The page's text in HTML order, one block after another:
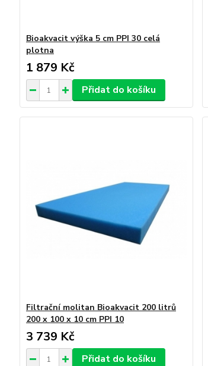
Bioakvacit výška 5 cm PPI 30 celá
plotna
1 879 Kč
Přidat do košíku
Filtrační molitan Bioakvacit 200 litrů
200 x 100 x 10 cm PPI 10
3 739 Kč
Přidat do košíku